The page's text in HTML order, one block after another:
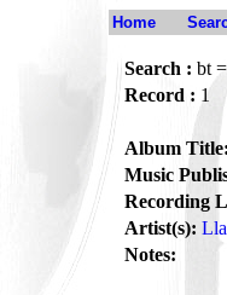
Home
Search : bt
Record : 1
Album Title:
Music
Recording
Artist(s):
Notes: